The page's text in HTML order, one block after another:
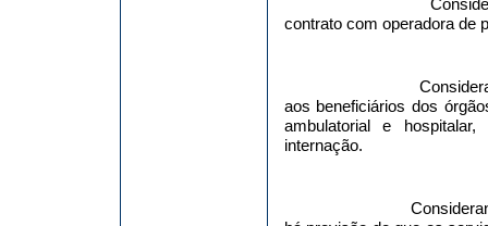
contrato com operadora de
aos beneficiários dos
ambulatorial e
internação.